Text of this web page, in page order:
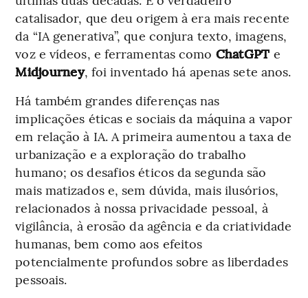
catalisador, que deu origem à era mais recente
da “IA generativa”, que conjura texto, imagens,
voz e vídeos, e ferramentas como ChatGPT e
Midjourney, foi inventado há apenas sete anos.
Há também grandes diferenças nas
implicações éticas e sociais da máquina a vapor
em relação à IA. A primeira aumentou a taxa de
urbanização e a exploração do trabalho
humano; os desafios éticos da segunda são
mais matizados e, sem dúvida, mais ilusórios,
relacionados à nossa privacidade pessoal, à
vigilância, à erosão da agência e da criatividade
humanas, bem como aos efeitos
potencialmente profundos sobre as liberdades
pessoais.